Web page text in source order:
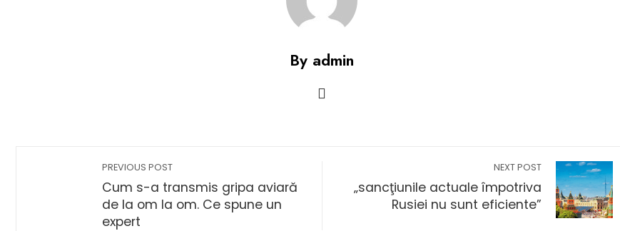
By admin
PREVIOUS POST
Cum s-a transmis gripa aviară
de la om la om. Ce spune un
expert
NEXT POST
„sancţiunile actuale împotriva
Rusiei nu sunt eficiente”